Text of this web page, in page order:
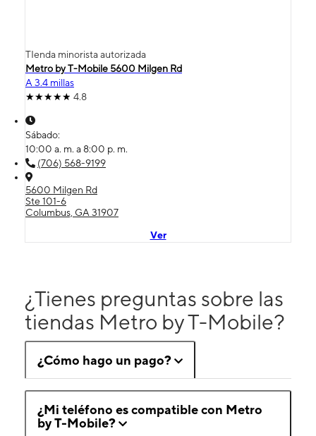
TIenda minorista autorizada
Metro by T-Mobile 5600 Milgen Rd
A 3.4 millas
4.8
Sábado:
10:00 a. m. a 8:00 p. m.
(706) 568-9199
5600 Milgen Rd
Ste 101-6
Columbus, GA 31907
Ver
¿Tienes preguntas sobre las
tiendas Metro by T-Mobile?
¿Cómo hago un pago?
¿Mi teléfono es compatible con Metro
by T-Mobile?